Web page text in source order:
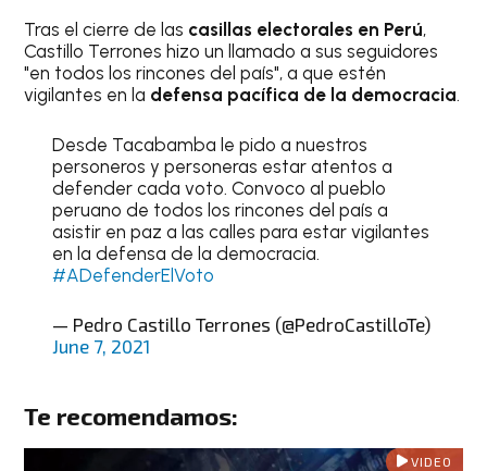
Tras el cierre de las casillas electorales en Perú,
Castillo Terrones hizo un llamado a sus seguidores
"en todos los rincones del país", a que estén
vigilantes en la defensa pacífica de la democracia.
Desde Tacabamba le pido a nuestros
personeros y personeras estar atentos a
defender cada voto. Convoco al pueblo
peruano de todos los rincones del país a
asistir en paz a las calles para estar vigilantes
en la defensa de la democracia.
#ADefenderElVoto
— Pedro Castillo Terrones (@PedroCastilloTe)
June 7, 2021
Te recomendamos:
VIDEO